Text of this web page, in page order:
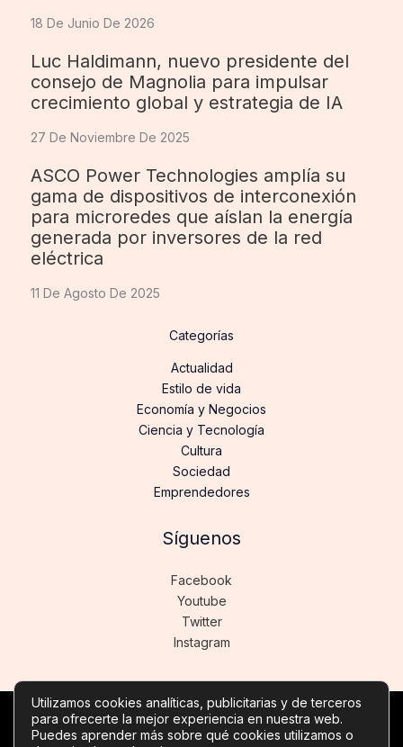
18 De Junio De 2026
Luc Haldimann, nuevo presidente del
consejo de Magnolia para impulsar
crecimiento global y estrategia de IA
27 De Noviembre De 2025
ASCO Power Technologies amplía su
gama de dispositivos de interconexión
para microredes que aíslan la energía
generada por inversores de la red
eléctrica
11 De Agosto De 2025
Categorías
Actualidad
Estilo de vida
Economía y Negocios
Ciencia y Tecnología
Cultura
Sociedad
Emprendedores
Síguenos
Facebook
Youtube
Twitter
Instagram
Copyright © Todos los derechos reservados -
Utilizamos cookies analíticas, publicitarias y de terceros
para ofrecerte la mejor experiencia en nuestra web.
Puedes aprender más sobre qué cookies utilizamos o